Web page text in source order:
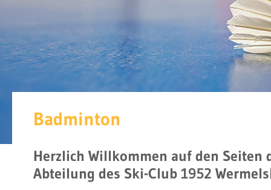
Badminton
Herzlich Willkommen auf den Seiten
Abteilung des Ski-Club 1952